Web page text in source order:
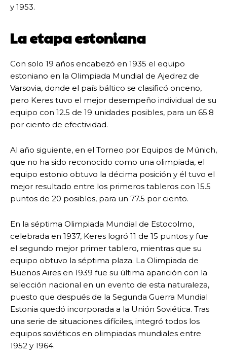
y 1953.
La etapa estoniana
Con solo 19 años encabezó en 1935 el equipo
estoniano en la Olimpiada Mundial de Ajedrez de
Varsovia, donde el país báltico se clasificó onceno,
pero Keres tuvo el mejor desempeño individual de su
equipo con 12.5 de 19 unidades posibles, para un 65.8
por ciento de efectividad.
Al año siguiente, en el Torneo por Equipos de Múnich,
que no ha sido reconocido como una olimpiada, el
equipo estonio obtuvo la décima posición y él tuvo el
mejor resultado entre los primeros tableros con 15.5
puntos de 20 posibles, para un 77.5 por ciento.
En la séptima Olimpiada Mundial de Estocolmo,
celebrada en 1937, Keres logró 11 de 15 puntos y fue
el segundo mejor primer tablero, mientras que su
equipo obtuvo la séptima plaza. La Olimpiada de
Buenos Aires en 1939 fue su última aparición con la
selección nacional en un evento de esta naturaleza,
puesto que después de la Segunda Guerra Mundial
Estonia quedó incorporada a la Unión Soviética. Tras
una serie de situaciones difíciles, integró todos los
equipos soviéticos en olimpiadas mundiales entre
1952 y 1964.